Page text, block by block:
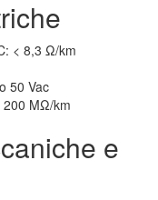
< 8,3 Ω/km
50 Vac
200 MΩ/km
e